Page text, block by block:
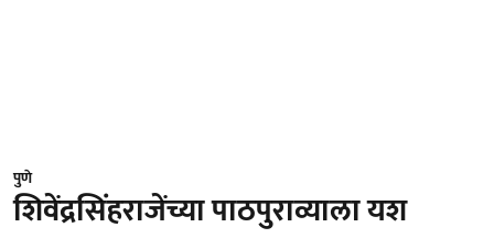
पुणे
शिवेंद्रसिंहराजेंच्या पाठपुराव्याला यश